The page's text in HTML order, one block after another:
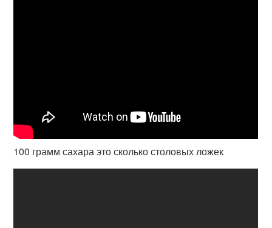
100 грамм сахара это сколько столовых ложек